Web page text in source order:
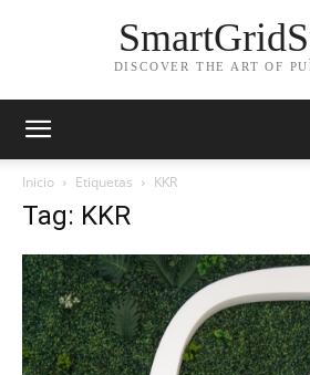
DISCOVER THE ART OF
Inicio Etiquetas KKR
Tag: KKR